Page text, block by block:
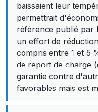
baissaient leur
permettrait
référence publié par
un effort de
compris entre 1 et 5
de report de charge
garantie contre
favorables mais est